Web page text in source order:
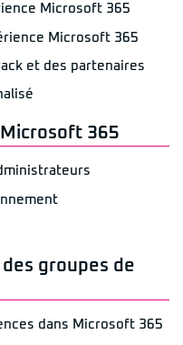
Microsoft 365
Microsoft 365
et des partenaires
365
groupes de
dans Microsoft 365